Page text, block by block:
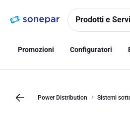
navigazionealla
Prodotti e
Promozioni Configuratori
Power Distribution Sistemi